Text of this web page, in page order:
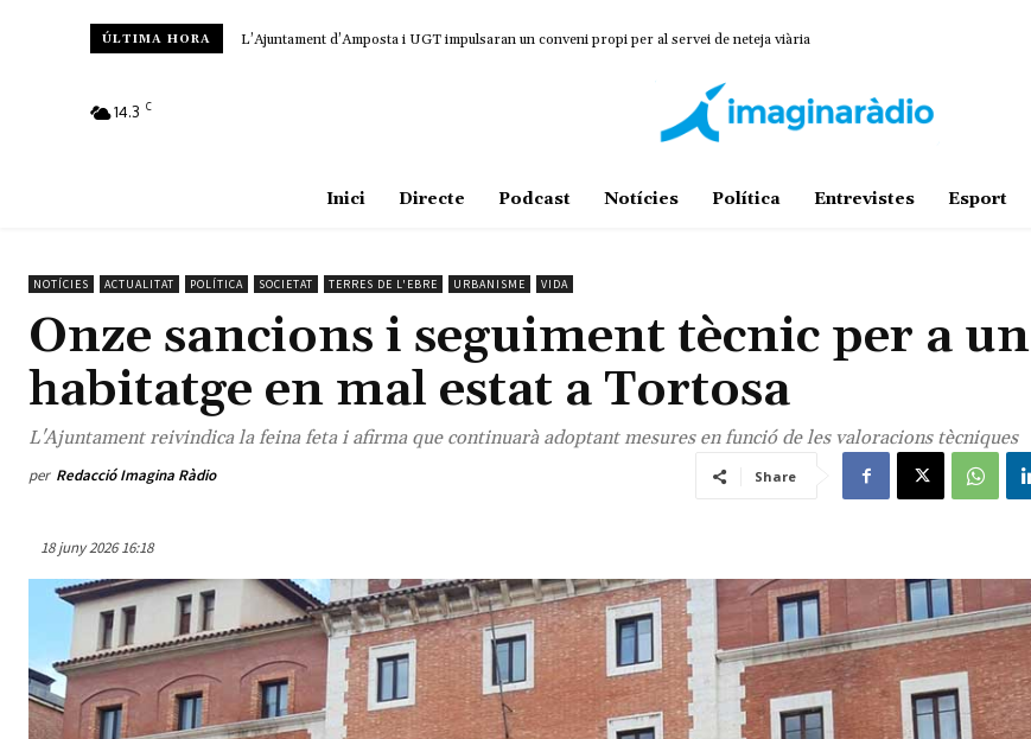
ÚLTIMA HORA L’Ajuntament d’Amposta i UGT impulsaran un conveni propi per al servei de neteja viària
14.3 C
Inici Directe Podcast Notícies Política Entrevistes Esport
NOTÍCIES ACTUALITAT POLÍTICA SOCIETAT TERRES DE L'EBRE URBANISME VIDA
Onze sancions i seguiment tècnic per a un
habitatge en mal estat a Tortosa
L'Ajuntament reivindica la feina feta i afirma que continuarà adoptant mesures en funció de les valoracions tècniques
per Redacció Imagina Ràdio Share
18 juny 2026 16:18